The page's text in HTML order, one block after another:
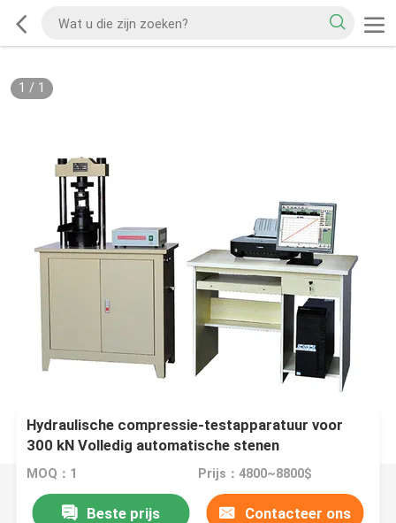
1 / 1
Hydraulische compressie-testapparatuur voor
300 kN Volledig automatische stenen
cementdruktoetsmachine
MOQ：1 Prijs：4800~8800$
Beste prijs Contacteer ons